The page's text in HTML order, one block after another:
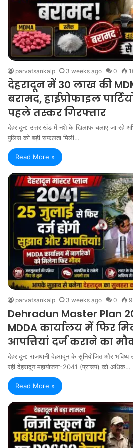
parvatsankalp 3 weeks ago 0
देहरादून में 30 लाख की
बरामद, हाईप्रोफाइल
पहले तस्कर गिरफ्तार
देहरादून: उत्तराखंड में नशे के खिलाफ चलाए जा रहे
पुलिस को बड़ी सफलता मिली…
Read More »
parvatsankalp 3 weeks ago 0 9
Dehradun Master Plan
MDDA कार्यालय में फिर
आपत्तियां दर्ज कराने का
देहरादून: राजधानी देहरादून के सुनियोजित और
रही देहरादून महायोजना-2041 (प्रारूप) को अधिक…
Read More »